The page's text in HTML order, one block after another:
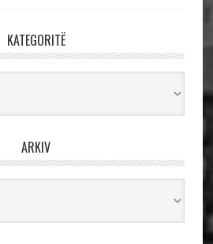
KATEGORITË
ARKIV